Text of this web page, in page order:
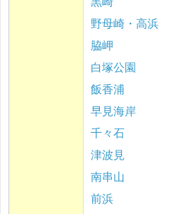
野母崎・高浜
脇岬
白塚公園
飯香浦
早見海岸
千々石
津波見
南串山
前浜